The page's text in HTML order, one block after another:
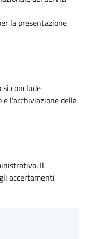
la presentazione
conclude
l'archiviazione della
Il
accertamenti